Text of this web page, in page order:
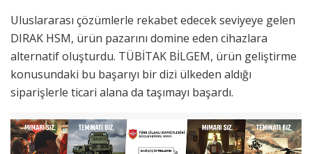
Uluslararası çözümlerle rekabet edecek seviyeye gelen
DIRAK HSM, ürün pazarını domine eden cihazlara
alternatif oluşturdu. TÜBİTAK BİLGEM, ürün geliştirme
konusundaki bu başarıyı bir dizi ülkeden aldığı
siparişlerle ticari alana da taşımayı başardı.